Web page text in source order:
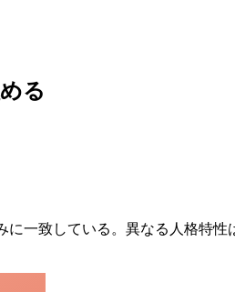
る
一致している。異なる人格特